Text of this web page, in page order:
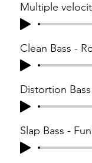
Multiple
Clean Bass -
Distortion
Slap Bass -